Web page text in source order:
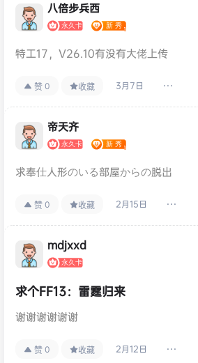
八倍步兵西
特工17，V26.10有没有大佬上传
赞 0 收藏 3月7日
帝天齐
求奉仕人形のいる部屋からの脱出
赞 0 收藏 2月15日
mdjxxd
求个FF13：雷霆归来
谢谢谢谢谢谢
赞 0 收藏 2月12日